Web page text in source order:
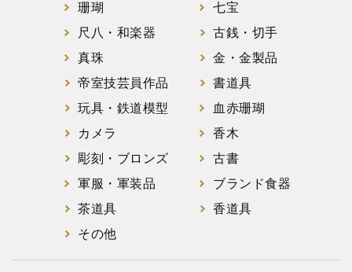
珊瑚
七宝
尺八・和楽器
古銭・切手
真珠
金・金製品
帝室技芸員作品
書道具
玩具・鉄道模型
血赤珊瑚
カメラ
香木
彫刻・ブロンズ
古書
軍服・軍装品
ブランド食器
茶道具
香道具
その他